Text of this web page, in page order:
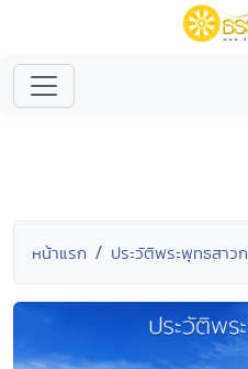
หน้าแรก ประวัติพระพุทธสาวก